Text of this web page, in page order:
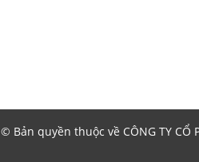
© Bản quyền thuộc về CÔNG TY CỔ